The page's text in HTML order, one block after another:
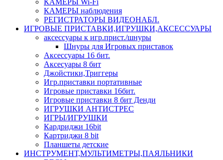
КАМЕРЫ Wi-Fi
КАМЕРЫ наблюдения
РЕГИСТРАТОРЫ ВИДЕОНАБЛ.
ИГРОВЫЕ ПРИСТАВКИ,ИГРУШКИ,АКСЕССУАРЫ
аксесcуары к игр.прист./шнуры
Шнуры для Игровых приставок
Аксессуары 16 бит.
Аксесуары 8 бит
Джойстики,Триггеры
Игр.приставки портативные
Игровые приставки 16бит.
Игровые приставки 8 бит Денди
ИГРУШКИ АНТИСТРЕС
ИГРЫ/ИГРУШКИ
Кардриджи 16bit
Картриджи 8 bit
Планшеты детские
ИНСТРУМЕНТ,МУЛЬТИМЕТРЫ,ПАЯЛЬНИКИ